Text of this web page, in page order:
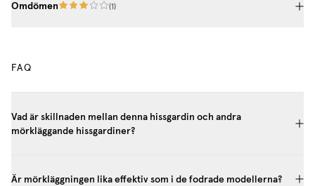
Omdömen (1 )
FAQ
Vad är skillnaden mellan denna hissgardin och andra
mörkläggande hissgardiner?
Är mörkläggningen lika effektiv som i de fodrade modellerna?